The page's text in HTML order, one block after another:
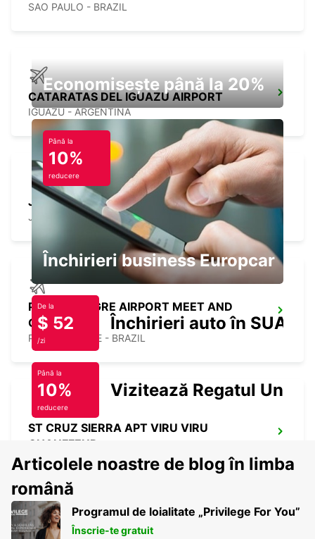
SAO PAULO - BRAZIL
CATARATAS DEL IGUAZU AIRPORT
IGUAZU - ARGENTINA
JOACABA
JOACABA - BRAZIL
PORTO ALEGRE AIRPORT MEET AND
GREET
PORTO ALEGRE - BRAZIL
ST CRUZ SIERRA APT VIRU VIRU
CHAUFFEUR
SANTA CRUZ DE LA SIERRA - BOLIVIA
Economisește până la 20%
Până la
10%
reducere
Închirieri business Europcar
De la
$ 52
/zi
Închirieri auto în SUA
Până la
10%
reducere
Vizitează Regatul Unit
Articolele noastre de blog în limba
română
Programul de loialitate „Privilege For You”
Înscrie-te gratuit